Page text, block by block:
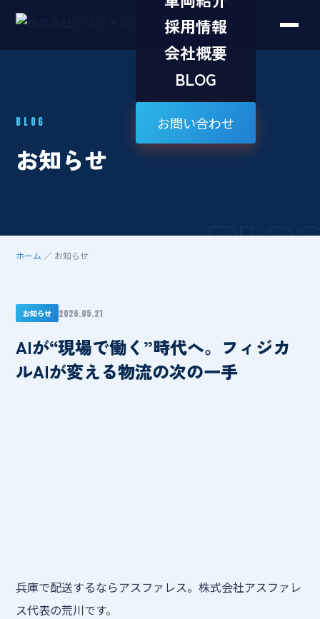
採用情報
会社概要
BLOG
お問い合わせ
BLOG
お知らせ
ホーム ／ お知らせ
お知らせ 2026.05.21
AIが“現場で働く”時代へ。フィジカ
ルAIが変える物流の次の一手
兵庫で配送するならアスファレス。株式会社アスファレ
ス代表の荒川です。